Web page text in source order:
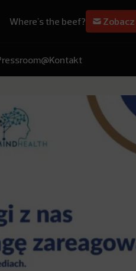
Where's the beef? Zobacz
@Kontakt